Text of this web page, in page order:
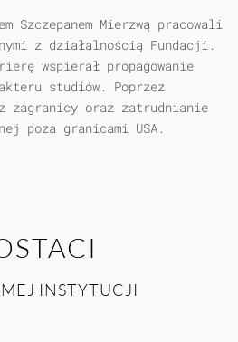
Szczepanem Mierzwą pracowali
z działalnością Fundacji.
wspierał propagowanie
studiów. Poprzez
zagranicy oraz zatrudnianie
poza granicami USA.
INSTYTUCJI